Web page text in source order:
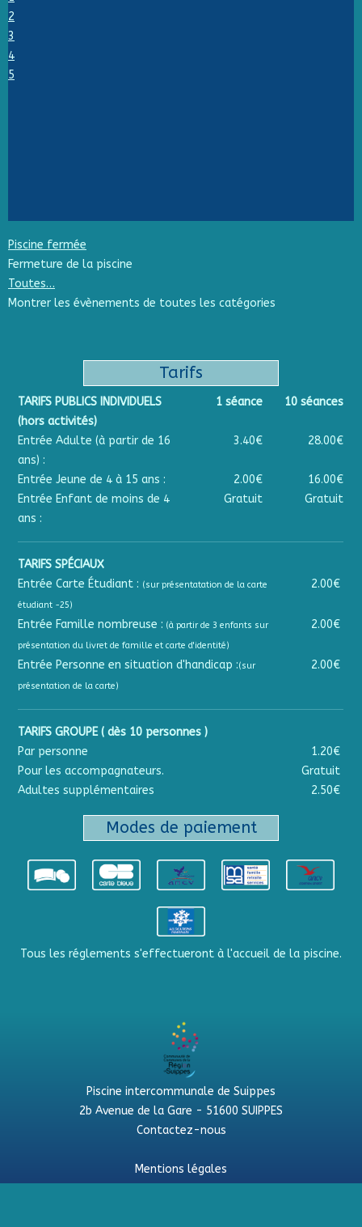
2
3
4
5
Piscine fermée
Fermeture de la piscine
Toutes…
Montrer les évènements de toutes les catégories
Tarifs
TARIFS PUBLICS INDIVIDUELS
(hors activités)
1 séance 10 séances
Entrée Adulte (à partir de 16
ans) :
3.40€ 28.00€
Entrée Jeune de 4 à 15 ans : 2.00€
16.00€
Entrée Enfant de moins de 4
ans :
Gratuit Gratuit
TARIFS SPÉCIAUX
Entrée Carte Étudiant : (sur présentatation de la carte
étudiant -25)
2.00€
Entrée Famille nombreuse : (à partir de 3 enfants sur
présentation du livret de famille et carte d'identité)
2.00€
Entrée Personne en situation d'handicap :(sur
présentation de la carte)
2.00€
TARIFS GROUPE ( dès 10 personnes )
Par personne
1.20€
Pour les accompagnateurs.
Gratuit
Adultes supplémentaires
2.50€
Modes de paiement
Tous les réglements s'effectueront à l'accueil de la piscine.
Piscine intercommunale de Suippes
2b Avenue de la Gare - 51600 SUIPPES
Contactez-nous
Mentions légales